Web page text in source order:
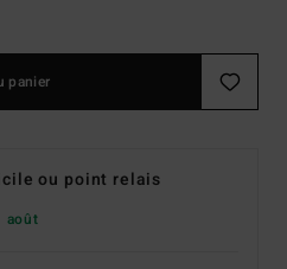
panier
ou point relais
août